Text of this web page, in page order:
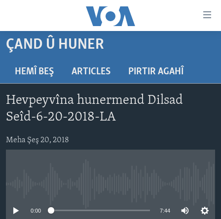
Yekser
here
naveroka
serekî
here
Malpera
Yekser
here
DESTPÊK
NÛÇE
FOTO GALERÎ
HEVPEYVÎN
AMERÎKA
TIRKÎYE
SÛRÎYE
CÎHAN
ÇAND Û HUNER
HEMÎ BEŞ ARTICLES PIRTIR AGAHÎ
Hevpeyvîna hunermend Dilsad
Seîd-6-20-2018-LA
Meha Şeş 20, 2018
0:00 7:44